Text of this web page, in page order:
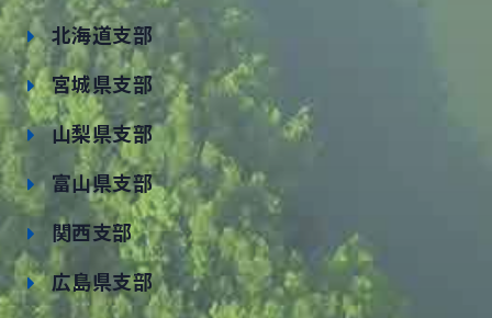
北海道支部
宮城県支部
山梨県支部
富山県支部
関西支部
広島県支部